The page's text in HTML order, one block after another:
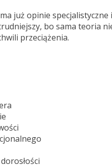
już opinie specjalistyczne i
bo sama teoria
przeciążenia.